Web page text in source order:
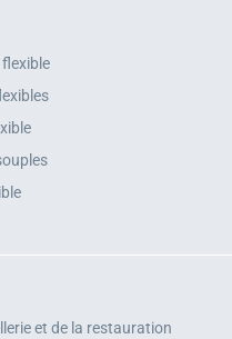
et de la restauration